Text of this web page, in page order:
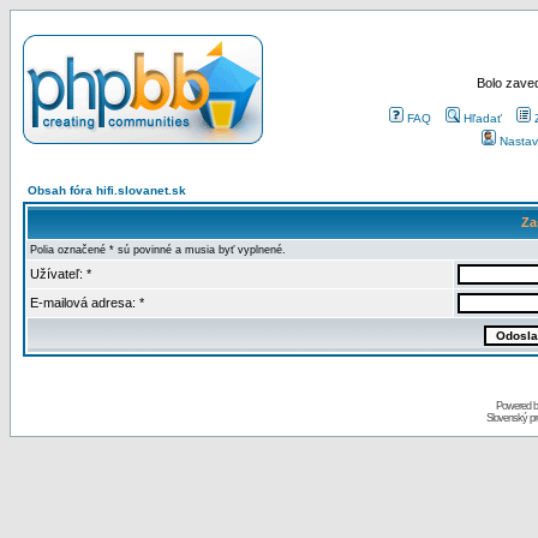
Bolo
FAQ Hľadať
Obsah fóra hifi.slovanet.sk
Polia označené * sú povinné a musia byť vyplnené.
Užívateľ: *
E-mailová adresa: *
Powered
Slovenský